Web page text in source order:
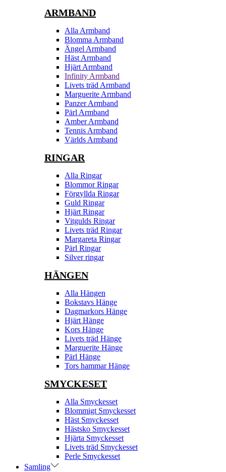
ARMBAND
Alla Armband
Blomma Armband
Ängel Armband
Häst Armband
Hjärt Armband
Infinity Armband
Livets träd Armband
Marguerite Armband
Panzer Armband
Pärl Armband
Amber Armband
Tennis Armband
Världs Armband
RINGAR
Alla Ringar
Blommor Ringar
Förgyllda Ringar
Guld Ringar
Hjärt Ringar
Vitgulds Ringar
Livets träd Ringar
Margareta Ringar
Pärl Ringar
Silver ringar
HÄNGEN
Alla Hängen
Bokstavs Hänge
Dagmarkors Hänge
Hjärt Hänge
Kors Hänge
Livets träd Hänge
Marguerite Hänge
Pärl Hänge
Tors hammar Hänge
SMYCKESET
Alla Smyckesset
Blommigt Smyckesset
Häst Smyckesset
Hästsko Smyckesset
Hjärta Smyckesset
Livets träd Smyckesset
Perle Smyckesset
Samling